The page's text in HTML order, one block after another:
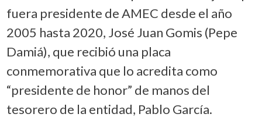
fuera presidente de AMEC desde el año
2005 hasta 2020, José Juan Gomis (Pepe
Damiá), que recibió una placa
conmemorativa que lo acredita como
“presidente de honor” de manos del
tesorero de la entidad, Pablo García.